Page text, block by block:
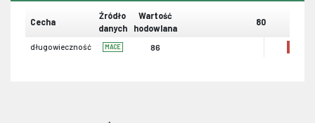
Cecha
Źródło
danych
Wartość
hodowlana
80
długowieczność MACE 86